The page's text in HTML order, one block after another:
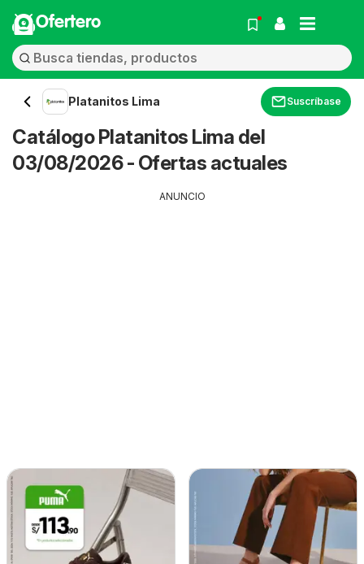
Ofertero
Platanitos Lima Suscríbase
Catálogo Platanitos Lima del
03/08/2026 - Ofertas actuales
ANUNCIO